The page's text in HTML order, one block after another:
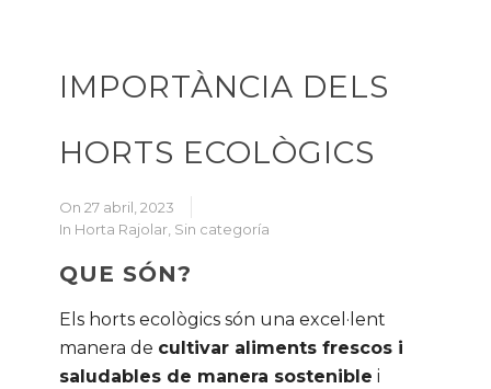
IMPORTÀNCIA DELS
HORTS ECOLÒGICS
On 27 abril, 2023
In Horta Rajolar Sin categoría
QUE SÓN?
Els horts ecològics són una excel·lent
manera de cultivar aliments frescos i
saludables de manera sostenible i